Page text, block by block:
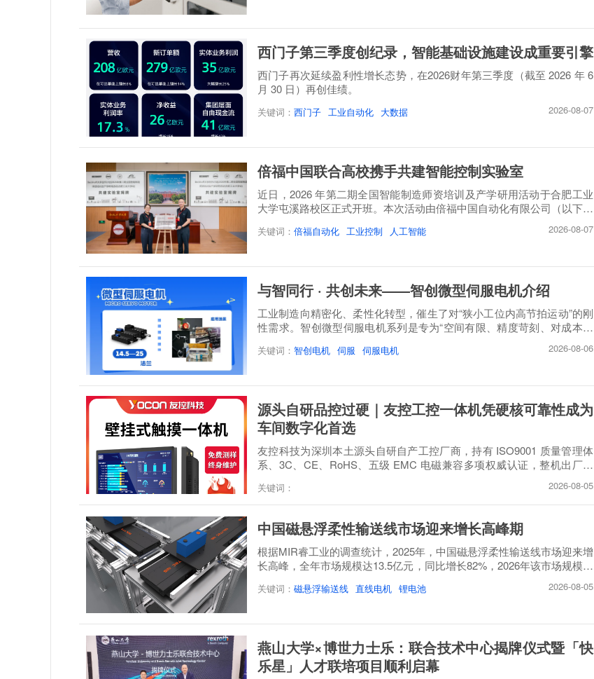
西门子第三季度创纪录，智能基础设施建设成重要引擎
西门子再次延续盈利性增长态势，在2026财年第三季度（截至 2026 年 6
月 30 日）再创佳绩。
关键词： 西门子 工业自动化 大数据 2026-08-07
倍福中国联合高校携手共建智能控制实验室
近日，2026 年第二期全国智能制造师资培训及产学研用活动于合肥工业
大学屯溪路校区正式开班。本次活动由倍福中国自动化有限公司（以下简
关键词： 倍福自动化 工业控制 人工智能 2026-08-07
与智同行 · 共创未来——智创微型伺服电机介绍
工业制造向精密化、柔性化转型，催生了对“狭小工位内高节拍运动”的刚
性需求。智创微型伺服电机系列是专为“空间有限、精度苛刻、对成本敏
关键词： 智创电机 伺服 伺服电机 2026-08-06
源头自研品控过硬｜友控工控一体机凭硬核可靠性成为
车间数字化首选
友控科技为深圳本土源头自研自产工控厂商，持有 ISO9001 质量管理体
系、3C、CE、RoHS、五级 EMC 电磁兼容多项权威认证，整机出厂必
关键词： 2026-08-05
中国磁悬浮柔性输送线市场迎来增长高峰期
根据MIR睿工业的调查统计，2025年，中国磁悬浮柔性输送线市场迎来增
长高峰，全年市场规模达13.5亿元，同比增长82%，2026年该市场规模将
关键词： 磁悬浮输送线 直线电机 锂电池 2026-08-05
燕山大学×博世力士乐：联合技术中心揭牌仪式暨「快
乐星」人才联培项目顺利启幕